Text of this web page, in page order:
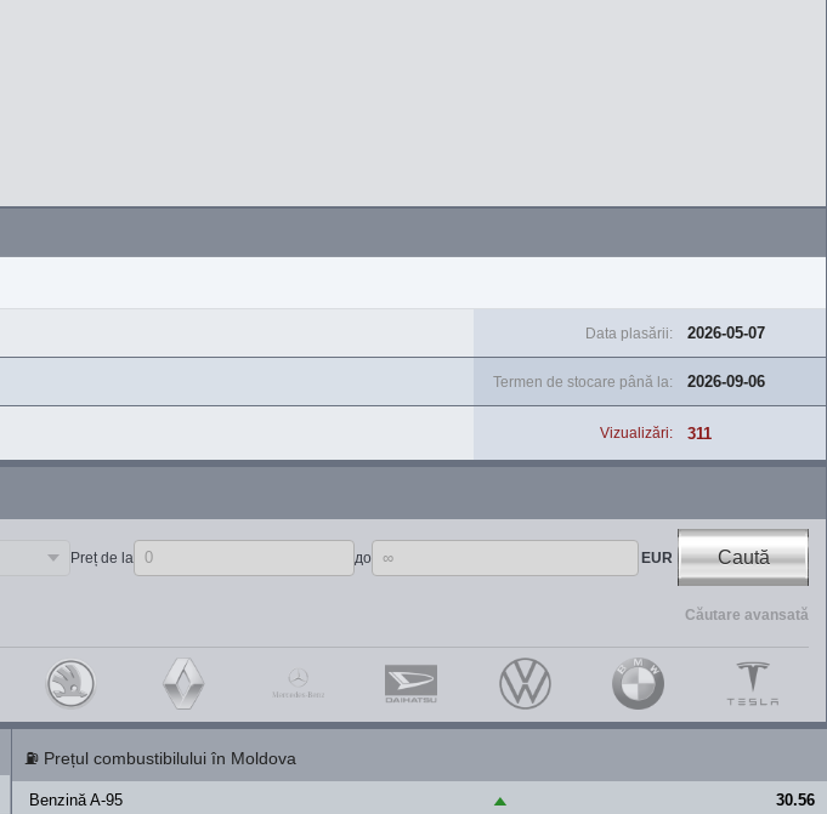
Data plasării: 2026-05-07
Termen de stocare până la: 2026-09-06
Vizualizări: 311
Preț de la до EUR Caută
Căutare avansată
⛽ Prețul combustibilului în Moldova
Benzină A-95 ▲ 30.56